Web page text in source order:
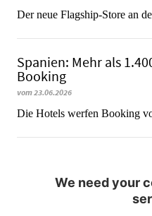
Der neue Flagship-Store an
Spanien: Mehr als
Booking
vom 23.06.2026
​​​​​​​Die Hotels werfen Booking
We need your